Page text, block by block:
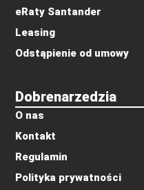
Dobrenarzedzia
O nas
Kontakt
Regulamin
Polityka prywatności
eRaty Santander
Leasing
Odstąpienie od umowy